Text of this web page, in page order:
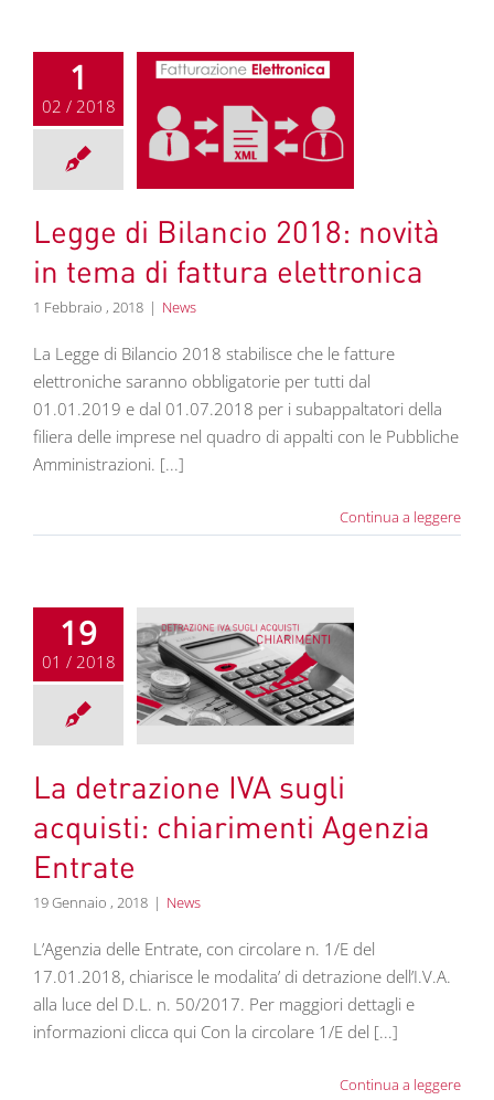
1
02 / 2018
Bilancio 2018:
in tema di
elettronica
Legge di Bilancio 2018: novità
in tema di fattura elettronica
1 Febbraio , 2018 | News
La Legge di Bilancio 2018 stabilisce che le fatture
elettroniche saranno obbligatorie per tutti dal
01.01.2019 e dal 01.07.2018 per i subappaltatori della
filiera delle imprese nel quadro di appalti con le Pubbliche
Amministrazioni. [...]
Continua a leggere
19
01 / 2018
IVA sugli
chiarimenti
Entrate
La detrazione IVA sugli
acquisti: chiarimenti Agenzia
Entrate
19 Gennaio , 2018 | News
L’Agenzia delle Entrate, con circolare n. 1/E del
17.01.2018, chiarisce le modalita’ di detrazione dell’I.V.A.
alla luce del D.L. n. 50/2017. Per maggiori dettagli e
informazioni clicca qui Con la circolare 1/E del [...]
Continua a leggere